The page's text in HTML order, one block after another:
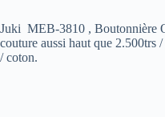
Juki MEB-3810 , Boutonnière
couture aussi haut que 2.500trs
/ coton.